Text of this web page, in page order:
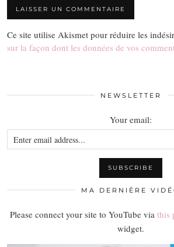
Ce site utilise Akismet pour réduire les
sur la façon dont les données de vos
NEWSLETTER
Your email:
MA DERNIÈRE
Please connect your site to YouTube via this
widget.